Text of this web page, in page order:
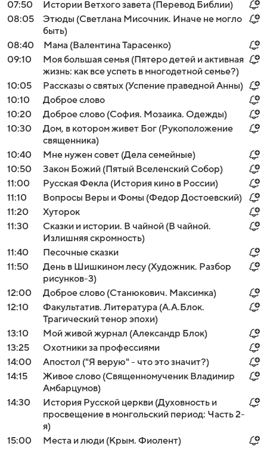
07:50
Истории Ветхого завета (Перевод Библии)
08:05
Этюды (Светлана Мисочник. Иначе не могло
быть)
08:40
Мама (Валентина Тарасенко)
09:10
Моя большая семья (Пятеро детей и активная
жизнь: как все успеть в многодетной семье?)
10:05
Рассказы о святых (Успение праведной Анны)
10:10
Доброе слово
10:20
Доброе слово (София. Мозаика. Одежды)
10:30
Дом, в котором живет Бог (Рукоположение
священника)
10:40
Мне нужен совет (Дела семейные)
10:50
Закон Божий (Пятый Вселенский Собор)
11:00
Русская Фекла (История кино в России)
11:10
Вопросы Веры и Фомы (Федор Достоевский)
11:20
Хуторок
11:30
Сказки и истории. В чайной (В чайной.
Излишняя скромность)
11:40
Песочные сказки
11:50
День в Шишкином лесу (Художник. Разбор
рисунков-3)
12:00
Доброе слово (Станюкович. Максимка)
12:10
Факультатив. Литература (А.А.Блок.
Трагический тенор эпохи)
13:10
Мой живой журнал (Александр Блок)
13:25
Охотники за профессиями
14:00
Апостол ("Я верую" - что это значит?)
14:15
Живое слово (Священномученик Владимир
Амбарцумов)
14:30
История Русской церкви (Духовность и
просвещение в монгольский период: Часть 2-
я)
15:00
Места и люди (Крым. Фиолент)